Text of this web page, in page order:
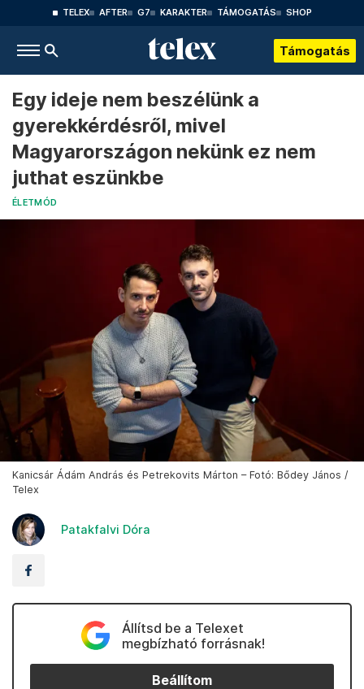
TELEX AFTER G7 KARAKTER TÁMOGATÁS SHOP
Támogatás
Egy ideje nem beszélünk a
gyerekkérdésről, mivel
Magyarországon nekünk ez nem
juthat eszünkbe
ÉLETMÓD
Kanicsár Ádám András és Petrekovits Márton – Fotó: Bődey János /
Telex
Patakfalvi Dóra
Állítsd be a Telexet
megbízható forrásnak!
Beállítom